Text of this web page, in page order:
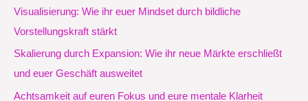
:
Visualisierung: Wie ihr euer Mindset durch bildliche
Vorstellungskraft stärkt
Skalierung durch Expansion: Wie ihr neue Märkte erschließt
und euer Geschäft ausweitet
Achtsamkeit auf euren Fokus und eure mentale Klarheit